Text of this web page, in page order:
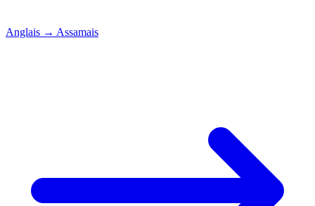
Anglais → Assamais